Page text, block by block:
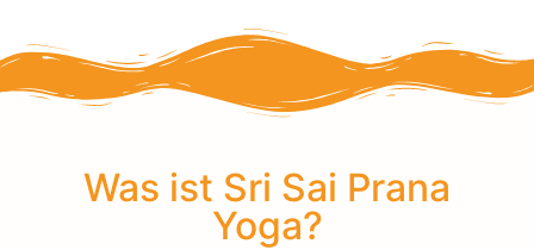
Was ist Sri Sai Prana
Yoga?